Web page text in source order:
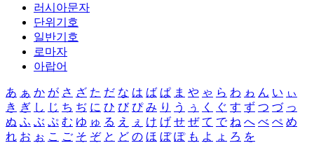
러시아문자
단위기호
일반기호
로마자
아랍어
あ ぁ か が さ ざ た だ な は ば ぱ ま や ゃ ら わ ゎ ん い ぃ
き ぎ し じ ち ぢ に ひ び ぴ み り う ぅ く ぐ す ず つ づ っ
ぬ ふ ぶ ぷ む ゆ ゅ る え ぇ け げ せ ぜ て で ね へ べ ぺ め
れ お ぉ こ ご そ ぞ と ど の ほ ぼ ぽ も よ ょ ろ を